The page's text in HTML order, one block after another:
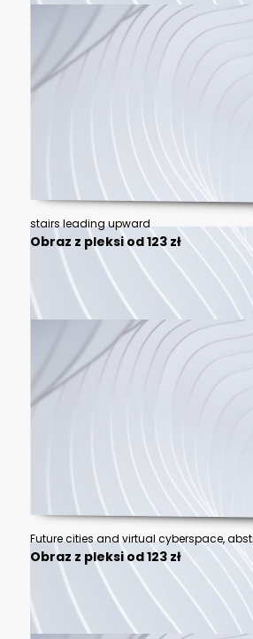
stairs leading upward
Obraz z pleksi od 123 zł
Obraz z pleksi od 123 zł